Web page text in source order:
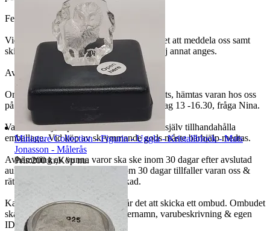
Felleveranser
Vid felleverans har du som kund skyldighet att meddela oss samt
skicka tillbaka den felskickade varan om ej annat anges.
Avhämtning / visning
Om ingen annan avhämtningsadress angetts, hämtas varan hos oss
på Håtunavägen 8 i Bålsta måndag - torsdag 13 -16.30, fråga Nina.
Varorna är ej förpackade & kunden måste själv tillhandahålla
emballage. Vid köp av skrymmande gods måste bärhjälp medtas.
Avhämtning av vunna varor ska ske inom 30 dagar efter avslutad
auktion. Om varan ej hämtas inom 30 dagar tillfaller varan oss &
rätten till återbetalning är förbrukad.
Kan du själv inte hämta varan går det att skicka ett ombud. Ombudet
skall uppge kundens för- och efternamn, varubeskrivning & egen
ID-handling.
Miniature Collection - Figurin - Uggla - Kristallblock - Mats
Jonasson - Målerås
Pris:200 kr,Köp nu.